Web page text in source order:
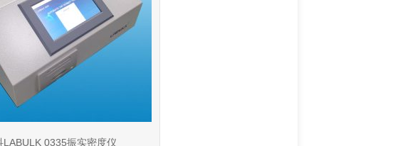
LABULK 0335振实密度仪